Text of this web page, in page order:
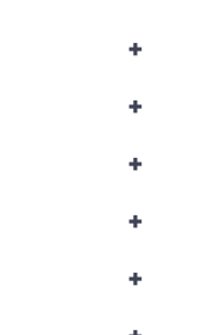
+
+
+
+
+